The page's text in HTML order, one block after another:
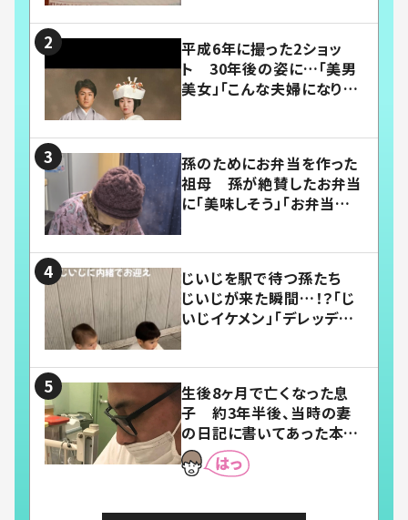
平成6年に撮った2ショッ
ト 30年後の姿に…「美男
美女」「こんな夫婦になりた
孫のためにお弁当を作った
祖母 孫が絶賛したお弁当
に「美味しそう」「お弁当すご
じいじを駅で待つ孫たち
じいじが来た瞬間…！？「じ
いじイケメン」「デレッデレ」
生後8ヶ月で亡くなった息
子 約3年半後、当時の妻
の日記に書いてあった本音
とは